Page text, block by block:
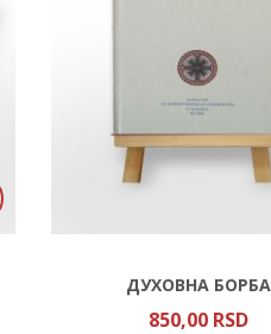
ДУХОВНА БОРБА
850,00 RSD